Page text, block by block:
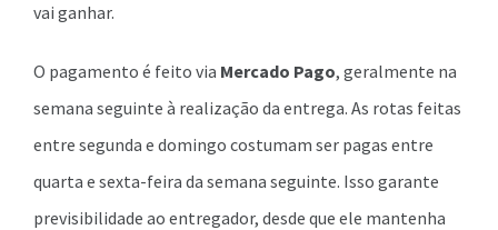
vai ganhar.
O pagamento é feito via Mercado Pago, geralmente na
semana seguinte à realização da entrega. As rotas feitas
entre segunda e domingo costumam ser pagas entre
quarta e sexta-feira da semana seguinte. Isso garante
previsibilidade ao entregador, desde que ele mantenha